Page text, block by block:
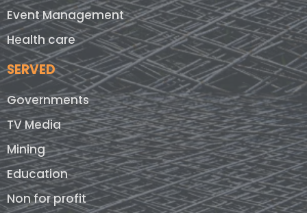
Event Management
Health care
SERVED
Governments
TV Media
Mining
Education
Non for profit